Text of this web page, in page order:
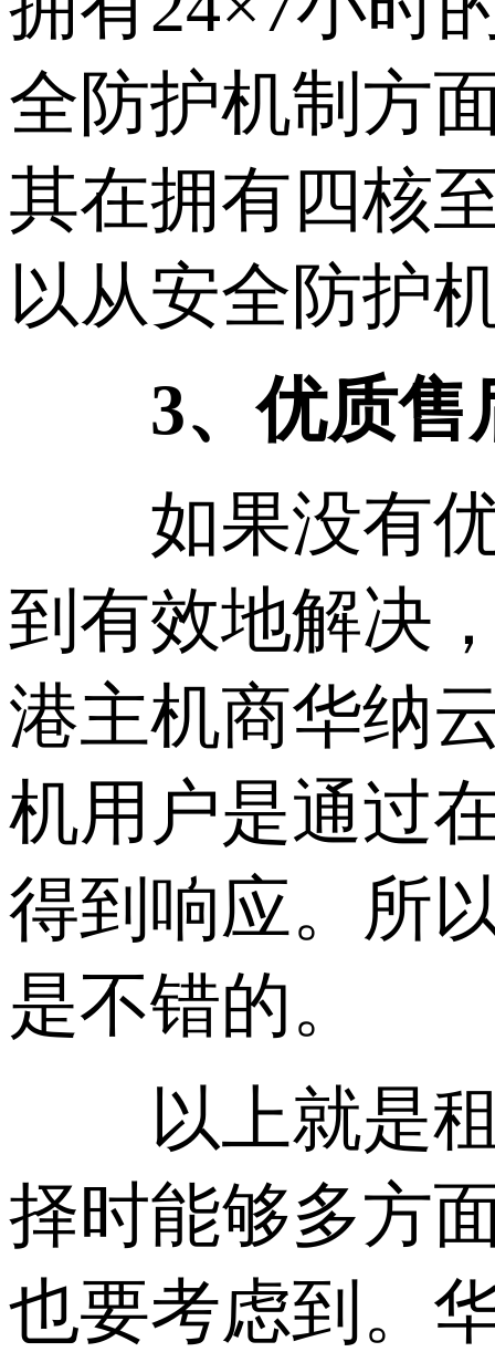
全防护机制方
其在拥有四核
以从安全防护
3、优质售
如果没有优
到有效地解决
港主机商华纳
机用户是通过
得到响应。所
是不错的。
以上就是租
择时能够多方
也要考虑到。